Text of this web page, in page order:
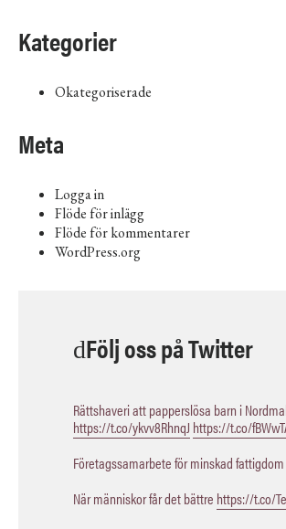
Kategorier
Okategoriserade
Meta
Logga in
Flöde för inlägg
Flöde för kommentarer
WordPress.org
Följ oss på Twitter
Rättshaveri att papperslösa barn i
https://t.co/ykvv8RhnqJ https://t.co/
Företagssamarbete för minskad
När människor får det bättre https://t.co/